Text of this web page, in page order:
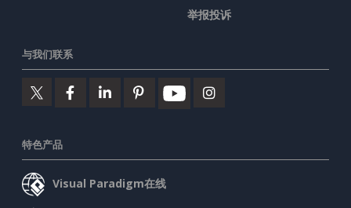
举报投诉
与我们联系
特色产品
Visual Paradigm在线